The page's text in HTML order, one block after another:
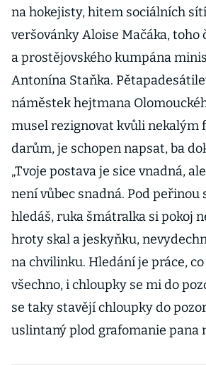
na hokejisty, hitem sociálních
veršovánky Aloise Mačáka, toho
a prostějovského kumpána
Antonína Staňka.
náměstek hejtmana
musel rezignovat kvůli nekalým
darům, je schopen napsat, ba
„Tvoje postava je sice vnadná,
není vůbec snadná. Pod peřinou
hledáš, ruka šmátralka si pokoj
hroty skal a jeskyňku,
na chvilinku. Hledání je práce,
všechno, i chloupky se mi do
se taky stavějí chloupky do
uslintaný plod grafomanie pana